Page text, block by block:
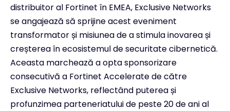
distribuitor al Fortinet în EMEA, Exclusive Networks
se angajează să sprijine acest eveniment
transformator și misiunea de a stimula inovarea și
creșterea în ecosistemul de securitate cibernetică.
Aceasta marchează a opta sponsorizare
consecutivă a Fortinet Accelerate de către
Exclusive Networks, reflectând puterea și
profunzimea parteneriatului de peste 20 de ani al